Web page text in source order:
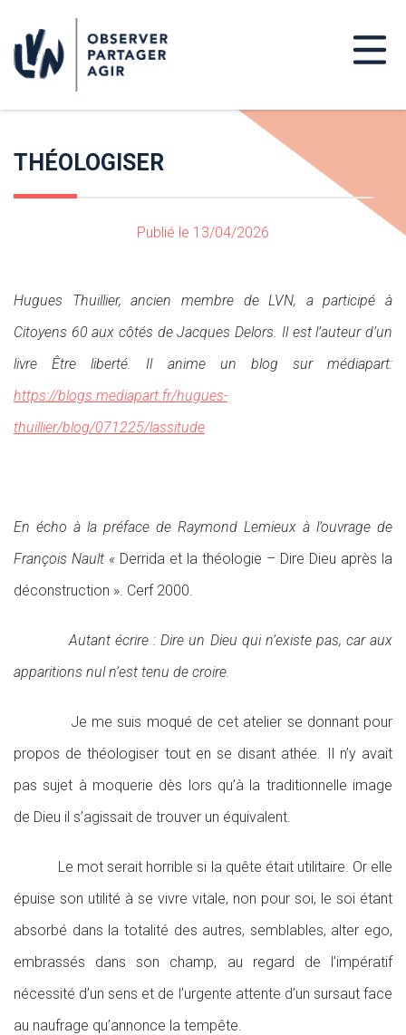
THÉOLOGISER
Publié le 13/04/2026
Hugues Thuillier, ancien membre de LVN, a participé à
Citoyens 60 aux côtés de Jacques Delors. Il est l’auteur d’un
livre Être liberté.Il anime un blog sur médiapart:
https://blogs.mediapart.fr/hugues-
thuillier/blog/071225/lassitude
En écho à la préface de Raymond Lemieux à l’ouvrage de
François Nault « Derrida et la théologie – Dire Dieu après la
déconstruction ». Cerf 2000.
Autant écrire : Dire un Dieu qui n’existe pas, car aux
apparitions nul n’est tenu de croire.
Je me suis moqué de cet atelier se donnant pour
propos de théologiser tout en se disant athée. Il n’y avait
pas sujet à moquerie dès lors qu’à la traditionnelle image
de Dieu il s’agissait de trouver un équivalent.
Le mot serait horrible si la quête était utilitaire. Or elle
épuise son utilité à se vivre vitale, non pour soi, le soi étant
absorbé dans la totalité des autres, semblables, alter ego,
embrassés dans son champ, au regard de l’impératif
nécessité d’un sens et de l’urgente attente d’un sursaut face
au naufrage qu’annonce la tempête.